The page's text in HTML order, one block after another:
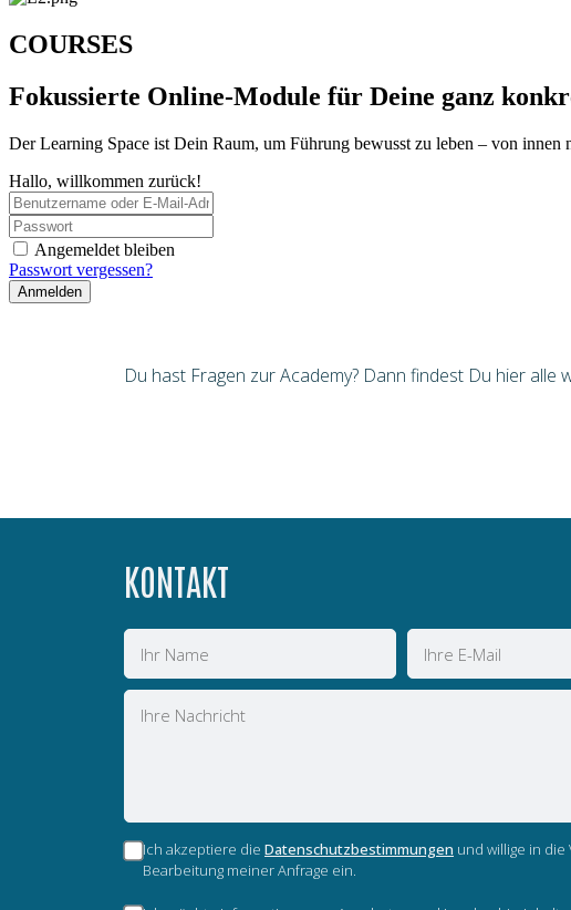
COURSES
Fokussierte Online-Module für Deine ganz
Der Learning Space ist Dein Raum, um Führung bewusst zu leben – von
Hallo, willkommen zurück!
Angemeldet bleiben
Passwort vergessen?
Anmelden
Du hast Fragen zur Academy? Dann findest Du hier alle
KONTAKT
Name
E-
Mail
Nachricht
Ich akzeptiere die Datenschutzbestimmungen und willige in
Bearbeitung meiner Anfrage ein.